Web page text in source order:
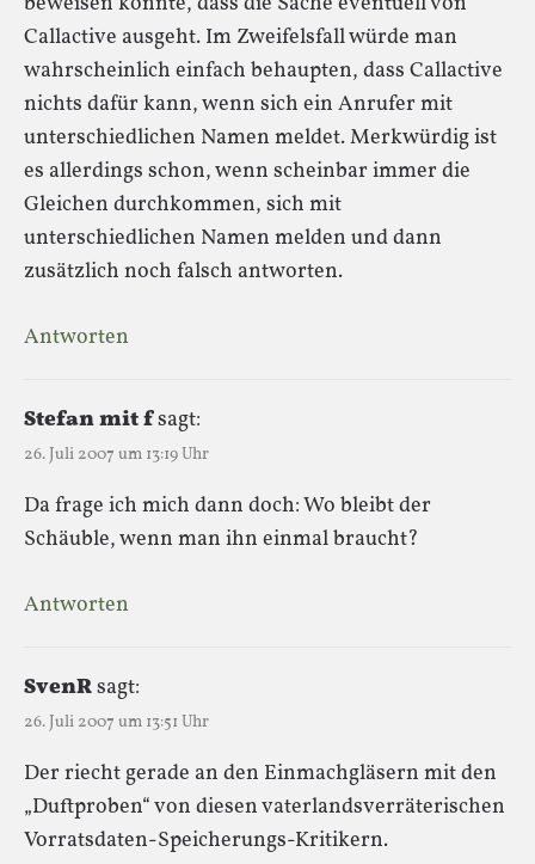
Callactive ausgeht. Im Zweifelsfall würde man
wahrscheinlich einfach behaupten, dass Callactive
nichts dafür kann, wenn sich ein Anrufer mit
unterschiedlichen Namen meldet. Merkwürdig ist
es allerdings schon, wenn scheinbar immer die
Gleichen durchkommen, sich mit
unterschiedlichen Namen melden und dann
zusätzlich noch falsch antworten.
Antworten
Stefan mit fsagt:
26. Juli 2007 um 13:19 Uhr
Da frage ich mich dann doch: Wo bleibt der
Schäuble, wenn man ihn einmal braucht?
Antworten
SvenRsagt:
26. Juli 2007 um 13:51 Uhr
Der riecht gerade an den Einmachgläsern mit den
„Duftproben“ von diesen vaterlandsverräterischen
Vorratsdaten-Speicherungs-Kritikern.